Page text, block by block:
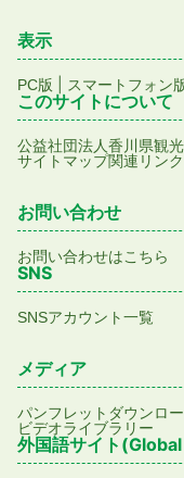
表示
PC版 スマートフォン
このサイトについて
公益社団法人香川県観
サイトマップ関連リン
お問い合わせ
お問い合わせはこちら
SNS
SNSアカウント一覧
メディア
パンフレットダウンロ
ビデオライブラリー
外国語サイト